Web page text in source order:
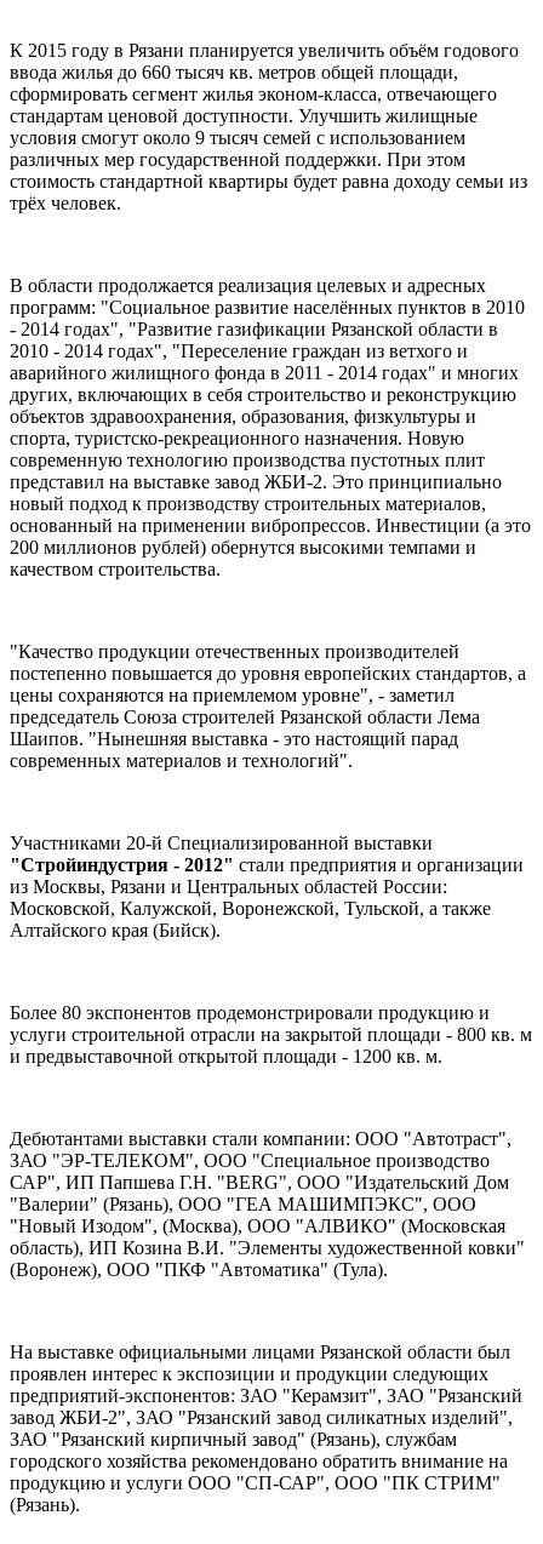
К 2015 году в Рязани планируется увеличить объём годового
ввода жилья до 660 тысяч кв. метров общей площади,
сформировать сегмент жилья эконом-класса, отвечающего
стандартам ценовой доступности. Улучшить жилищные
условия смогут около 9 тысяч семей с использованием
различных мер государственной поддержки. При этом
стоимость стандартной квартиры будет равна доходу семьи из
трёх человек.
В области продолжается реализация целевых и адресных
программ: "Социальное развитие населённых пунктов в 2010
- 2014 годах", "Развитие газификации Рязанской области в
2010 - 2014 годах", "Переселение граждан из ветхого и
аварийного жилищного фонда в 2011 - 2014 годах" и многих
других, включающих в себя строительство и реконструкцию
объектов здравоохранения, образования, физкультуры и
спорта, туристско-рекреационного назначения. Новую
современную технологию производства пустотных плит
представил на выставке завод ЖБИ-2. Это принципиально
новый подход к производству строительных материалов,
основанный на применении вибропрессов. Инвестиции (а это
200 миллионов рублей) обернутся высокими темпами и
качеством строительства.
"Качество продукции отечественных производителей
постепенно повышается до уровня европейских стандартов, а
цены сохраняются на приемлемом уровне", - заметил
председатель Союза строителей Рязанской области Лема
Шаипов. "Нынешняя выставка - это настоящий парад
современных материалов и технологий".
Участниками 20-й Специализированной выставки
"Стройиндустрия - 2012" стали предприятия и организации
из Москвы, Рязани и Центральных областей России:
Московской, Калужской, Воронежской, Тульской, а также
Алтайского края (Бийск).
Более 80 экспонентов продемонстрировали продукцию и
услуги строительной отрасли на закрытой площади - 800 кв. м
и предвыставочной открытой площади - 1200 кв. м.
Дебютантами выставки стали компании: ООО "Автотраст",
ЗАО "ЭР-ТЕЛЕКОМ", ООО "Специальное производство
САР", ИП Папшева Г.Н. "BERG", ООО "Издательский Дом
"Валерии" (Рязань), ООО "ГЕА МАШИМПЭКС", ООО
"Новый Изодом", (Москва), ООО "АЛВИКО" (Московская
область), ИП Козина В.И. "Элементы художественной ковки"
(Воронеж), ООО "ПКФ "Автоматика" (Тула).
На выставке официальными лицами Рязанской области был
проявлен интерес к экспозиции и продукции следующих
предприятий-экспонентов: ЗАО "Керамзит", ЗАО "Рязанский
завод ЖБИ-2", ЗАО "Рязанский завод силикатных изделий",
ЗАО "Рязанский кирпичный завод" (Рязань), службам
городского хозяйства рекомендовано обратить внимание на
продукцию и услуги ООО "СП-САР", ООО "ПК СТРИМ"
(Рязань).